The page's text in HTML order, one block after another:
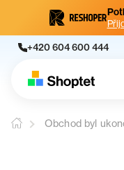
+420 604 600 444
Obchod byl